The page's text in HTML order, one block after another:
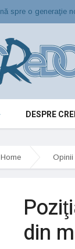
spre o generaţie
DESPRE
Home Opinii
din